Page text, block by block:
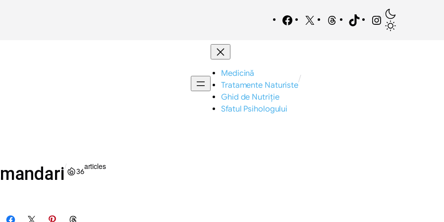
Facebook
X ThreadsTikTokInstagram
/
Medicină
Tratamente Naturiste
Ghid de Nutriție
Sfatul Psihologului
/
/ 36
articles
Share on Facebook
Share on X Share on PinterestShare on Threads